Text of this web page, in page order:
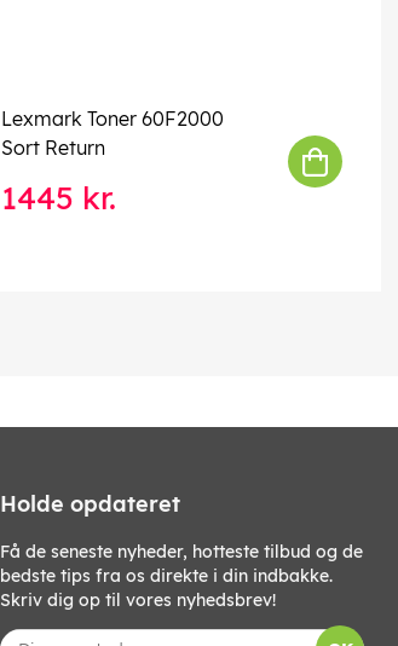
Lexmark Toner 60F2000
Sort Return
1445 kr.
Holde opdateret
Få de seneste nyheder, hotteste tilbud og de
bedste tips fra os direkte i din indbakke.
Skriv dig op til vores nyhedsbrev!